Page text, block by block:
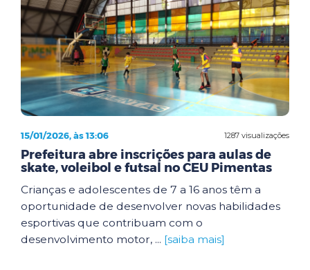
1287 visualizações
15/01/2026, às 13:06
Prefeitura abre inscrições para aulas de
skate, voleibol e futsal no CEU Pimentas
Crianças e adolescentes de 7 a 16 anos têm a
oportunidade de desenvolver novas habilidades
esportivas que contribuam com o
desenvolvimento motor, ... [saiba mais]